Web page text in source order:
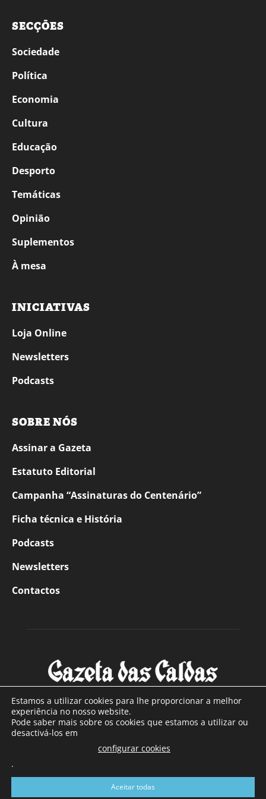
SECÇÕES
Sociedade
Política
Economia
Cultura
Educação
Desporto
Temáticas
Opinião
Suplementos
À mesa
INICIATIVAS
Loja Online
Newsletters
Podcasts
SOBRE NÓS
Assinar a Gazeta
Estatuto Editorial
Campanha “Assinaturas do Centenário”
Ficha técnica e História
Podcasts
Newsletters
Contactos
SOBRE NÓS
Com sede nas Caldas da Rainha e mais de 90 anos de
a sul de distrito de Leiria, com mais de 40.000 leitores por
toda a região Oeste. Jornal com distribuição em Portugal
Estamos a utilizar cookies para lhe proporcionar a melhor
experiência no nosso website.
Pode saber mais sobre os cookies que estamos a utilizar ou
desactivá-los em
configurar cookies
.
Aceitar todas